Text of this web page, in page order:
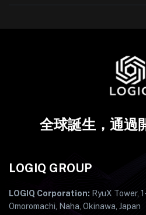
全球誕生，通過
LOGIQ GROUP
LOGIQ Corporation: RyuX Tower,
Omoromachi, Naha, Okinawa, Japan